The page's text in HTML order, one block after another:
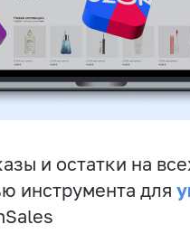
и остатки на
инструмента для